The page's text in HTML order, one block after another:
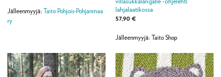
Jälleenmyyjä: Taito Pohjois-Pohjanmaa
ry
lahjalaatikossa
57,90 €
Jälleenmyyjä: Taito Shop